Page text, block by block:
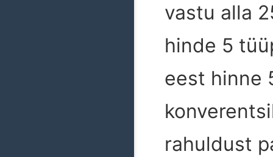
vastu alla
hinde 5
eest hinne
rahuldust